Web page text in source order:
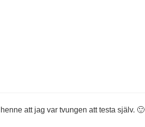
att jag var tvungen att testa själv. 🙂